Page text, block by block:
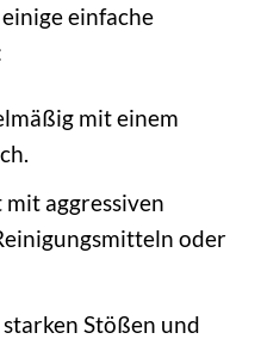
einfache
mit einem
aggressiven
oder
Stößen und